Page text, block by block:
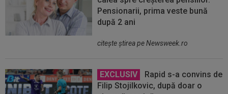
Pensionarii, prima veste bună
după 2 ani
citeşte ştirea pe Newsweek.ro
EXCLUSIV
Rapid s-a convins de
Filip Stojilkovic, după doar o